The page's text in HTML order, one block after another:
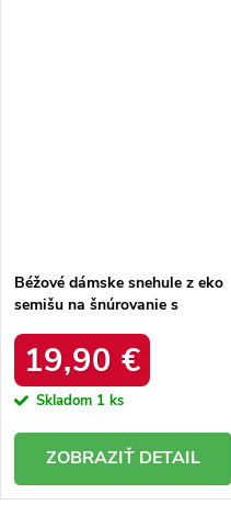
Béžové dámske snehule z eko
semišu na šnúrovanie s
produktu C3016 BEIGE
19,90 €
Skladom 1 ks
DETAIL